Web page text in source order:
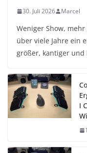
30. Juli 2026 Marcel
Weniger Show,
über viele Jahre ein
größer, kantiger und
I